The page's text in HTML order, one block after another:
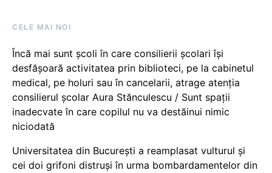
CELE MAI NOI
Încă mai sunt școli în care consilierii școlari își
desfășoară activitatea prin biblioteci, pe la cabinetul
medical, pe holuri sau în cancelarii, atrage atenția
consilierul școlar Aura Stănculescu / Sunt spații
inadecvate în care copilul nu va destăinui nimic
niciodată
Universitatea din București a reamplasat vulturul și
cei doi grifoni distruși în urma bombardamentelor din